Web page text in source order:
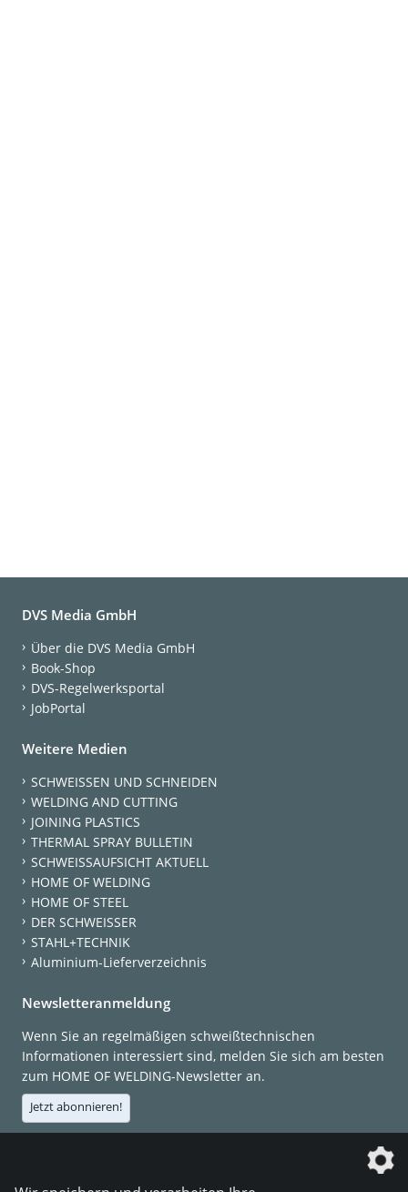
DVS Media GmbH
Über die DVS Media GmbH
Book-Shop
DVS-Regelwerksportal
JobPortal
Weitere Medien
SCHWEISSEN UND SCHNEIDEN
WELDING AND CUTTING
JOINING PLASTICS
THERMAL SPRAY BULLETIN
SCHWEISSAUFSICHT AKTUELL
HOME OF WELDING
HOME OF STEEL
DER SCHWEISSER
STAHL+TECHNIK
Aluminium-Lieferverzeichnis
Newsletteranmeldung
Wenn Sie an regelmäßigen schweißtechnischen
Informationen interessiert sind, melden Sie sich am besten
zum HOME OF WELDING-Newsletter an.
Jetzt abonnieren!
Die DVS Media GmbH ist ein Unternehmen der